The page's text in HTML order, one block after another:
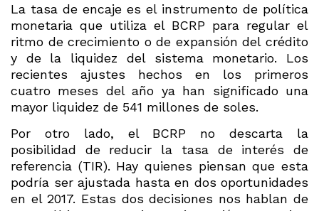
La tasa de encaje es el instrumento de política
monetaria que utiliza el BCRP para regular el
ritmo de crecimiento o de expansión del crédito
y de la liquidez del sistema monetario. Los
recientes ajustes hechos en los primeros
cuatro meses del año ya han significado una
mayor liquidez de 541 millones de soles.
Por otro lado, el BCRP no descarta la
posibilidad de reducir la tasa de interés de
referencia (TIR). Hay quienes piensan que esta
podría ser ajustada hasta en dos oportunidades
en el 2017. Estas dos decisiones nos hablan de